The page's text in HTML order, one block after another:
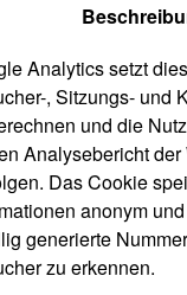
Analytics setzt
, Sitzungs- und
und die
Analysebericht der
Das Cookie
anonym
generierte
zu erkennen.